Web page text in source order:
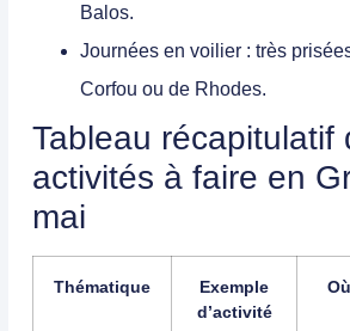
Balos.
Journées en voilier : très
Corfou ou de Rhodes.
Tableau récapitulatif
activités à faire en
mai
Thématique
Exemple
d’activité